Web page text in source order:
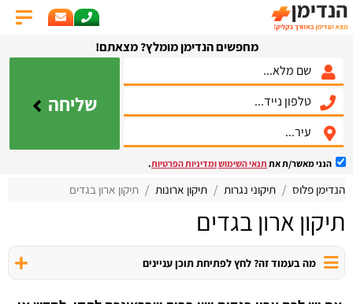
מחפשים הנדימן מומלץ? מצאתם!
שליחה
הנני מאשר/ת את תנאי השימושומדיניות הפרטיות.
הנדימן פלוס תיקוני נגרות תיקון ארונות תיקון ארון בגדים
תיקון ארון בגדים
מה בעמוד זה? לחץ לפתיחת תוכן עניינים